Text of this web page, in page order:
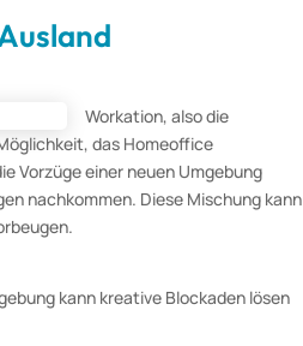
Workation, also die
das Homeoffice
Vorzüge einer neuen Umgebung
nachkommen. Diese Mischung kann
kann kreative Blockaden lösen